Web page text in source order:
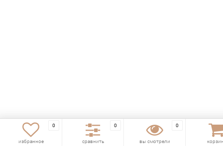
0
избранное
0
сравнить
0
вы смотрели